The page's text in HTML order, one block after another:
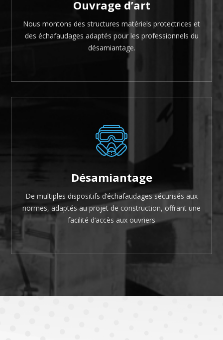
Ouvrage d’art
Nous montons des structures matériels protectrices et
des échafaudages adaptés pour les professionnels du
désamiantage.
Désamiantage
De multiples dispositifs d’échafaudages sécurisés aux
normes, adaptés au projet de construction, offrant une
facilité d’accès aux ouvriers